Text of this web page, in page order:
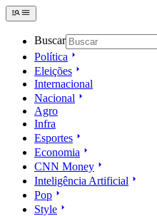
Buscar
Política
Eleições
Internacional
Nacional
Agro
Infra
Esportes
Economia
CNN Money
Inteligência Artificial
Pop
Style